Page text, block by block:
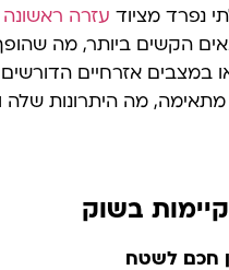
נפרד מציוד עזרה ראשונה
הקשים ביותר, מה
אזרחיים הדורשים
מתאימה, מה היתרונות
בשוק
חכם לשטח